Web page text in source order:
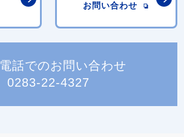
お問い合わせ
電話でのお問い合わせ
0283-22-4327